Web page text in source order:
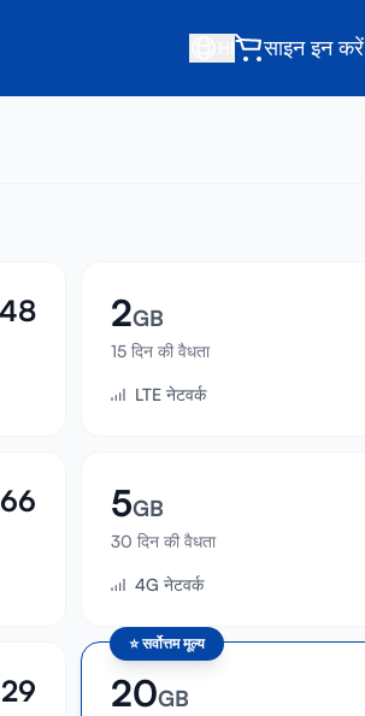
साइन इन करें
2GB
15 दिन की वैधता
LTE नेटवर्क
5GB
30 दिन की वैधता
4G नेटवर्क
⭐सर्वोत्तम मूल्य
20GB